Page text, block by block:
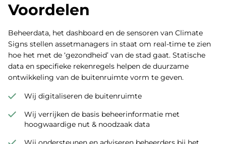
Voordelen
Beheerdata, het dashboard en de sensoren van Climate
Signs stellen assetmanagers in staat om real-time te zien
hoe het met de ‘gezondheid’ van de stad gaat. Statische
data en specifieke rekenregels helpen de duurzame
ontwikkeling van de buitenruimte vorm te geven.
Wij digitaliseren de buitenruimte
Wij verrijken de basis beheerinformatie met
hoogwaardige nut & noodzaak data